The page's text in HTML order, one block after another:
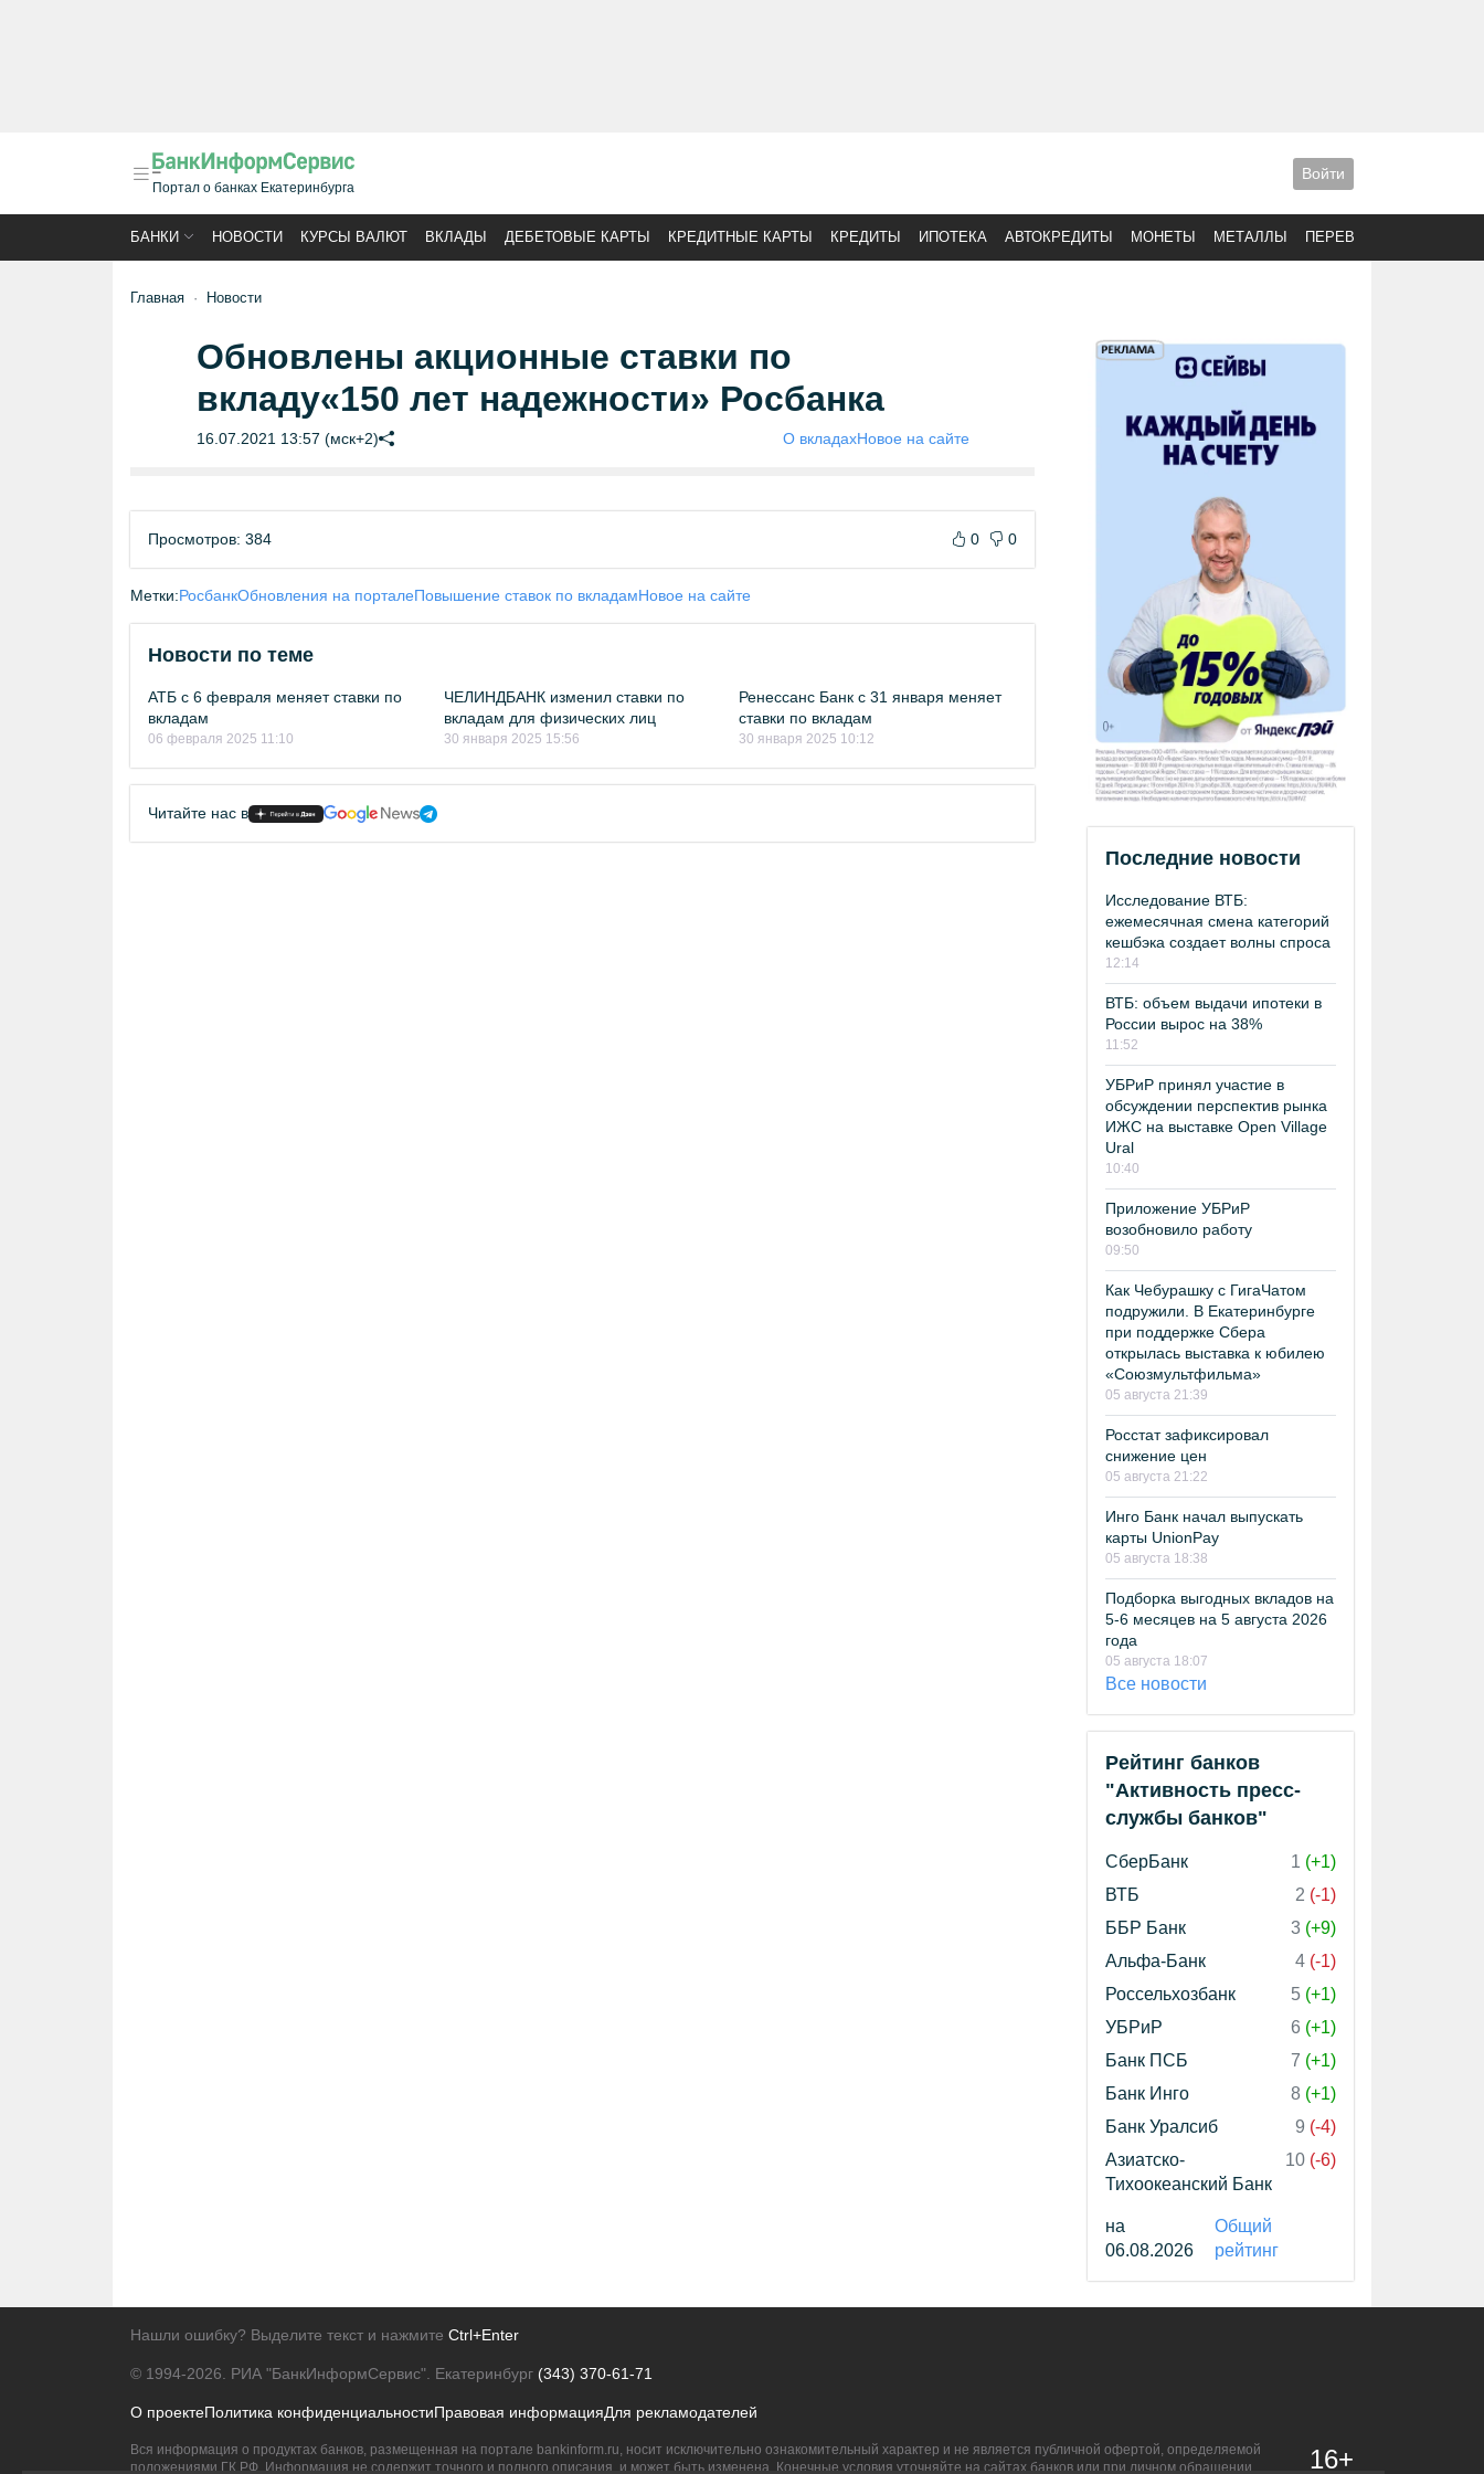
Портал о банках Екатеринбурга
Войти
БАНКИ НОВОСТИ КУРСЫ ВАЛЮТ ВКЛАДЫ ДЕБЕТОВЫЕ КАРТЫ КРЕДИТНЫЕ КАРТЫ КРЕДИТЫ ИПОТЕКА АВТОКРЕДИТЫ МОНЕТЫ МЕТАЛЛЫ ПЕРЕВОДЫ
Главная Новости
Обновлены акционные ставки по
вкладу«150 лет надежности» Росбанка
16.07.2021 13:57 (мск+2) О вкладахНовое на сайте
Просмотров: 384 0 0
Метки:РосбанкОбновления на порталеПовышение ставок по вкладамНовое на сайте
Новости по теме
АТБ с 6 февраля меняет ставки по
вкладам
06 февраля 2025 11:10
ЧЕЛИНДБАНК изменил ставки по
вкладам для физических лиц
30 января 2025 15:56
Ренессанс Банк с 31 января меняет
ставки по вкладам
30 января 2025 10:12
Читайте нас в
Последние новости
Исследование ВТБ:
ежемесячная смена категорий
кешбэка создает волны спроса
12:14
ВТБ: объем выдачи ипотеки в
России вырос на 38%
11:52
УБРиР принял участие в
обсуждении перспектив рынка
ИЖС на выставке Open Village
Ural
10:40
Приложение УБРиР
возобновило работу
09:50
Как Чебурашку с ГигаЧатом
подружили. В Екатеринбурге
при поддержке Сбера
открылась выставка к юбилею
«Союзмультфильма»
05 августа 21:39
Росстат зафиксировал
снижение цен
05 августа 21:22
Инго Банк начал выпускать
карты UnionPay
05 августа 18:38
Подборка выгодных вкладов на
5-6 месяцев на 5 августа 2026
года
05 августа 18:07
Все новости
Рейтинг банков
"Активность пресс-
службы банков"
СберБанк 1 (+1)
ВТБ
2 (-1)
ББР Банк
3 (+9)
Альфа-Банк
4 (-1)
Россельхозбанк
5 (+1)
УБРиР
6 (+1)
Банк ПСБ
7 (+1)
Банк Инго
8 (+1)
Банк Уралсиб
9 (-4)
Азиатско-
Тихоокеанский Банк
10 (-6)
на
06.08.2026
Общий
рейтинг
Нашли ошибку? Выделите текст и нажмите Ctrl+Enter
© 1994-2026. РИА "БанкИнформСервис". Екатеринбург (343) 370-61-71
О проектеПолитика конфиденциальностиПравовая информацияДля рекламодателей
Вся информация о продуктах банков, размещенная на портале bankinform.ru, носит исключительно ознакомительный характер и не является публичной офертой, определяемой
положениями ГК РФ. Информация не содержит точного и полного описания, и может быть изменена. Конечные условия уточняйте на сайтах банков или при личном обращении.
16+